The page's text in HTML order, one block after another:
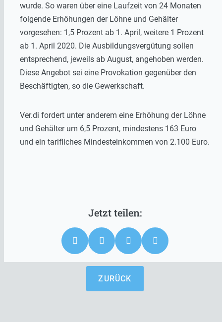
wurde. So waren über eine Laufzeit von 24 Monaten
folgende Erhöhungen der Löhne und Gehälter
vorgesehen: 1,5 Prozent ab 1. April, weitere 1 Prozent
ab 1. April 2020. Die Ausbildungsvergütung sollen
entsprechend, jeweils ab August, angehoben werden.
Diese Angebot sei eine Provokation gegenüber den
Beschäftigten, so die Gewerkschaft.
Ver.di fordert unter anderem eine Erhöhung der Löhne
und Gehälter um 6,5 Prozent, mindestens 163 Euro
und ein tarifliches Mindesteinkommen von 2.100 Euro.
ZURÜCK